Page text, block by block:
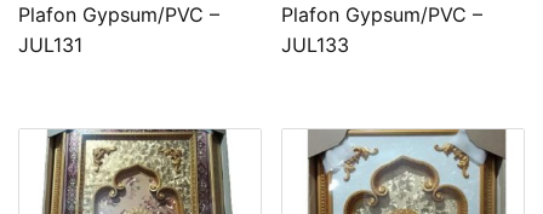
Plafon Gypsum/PVC –
JUL131
Plafon Gypsum/PVC –
JUL133